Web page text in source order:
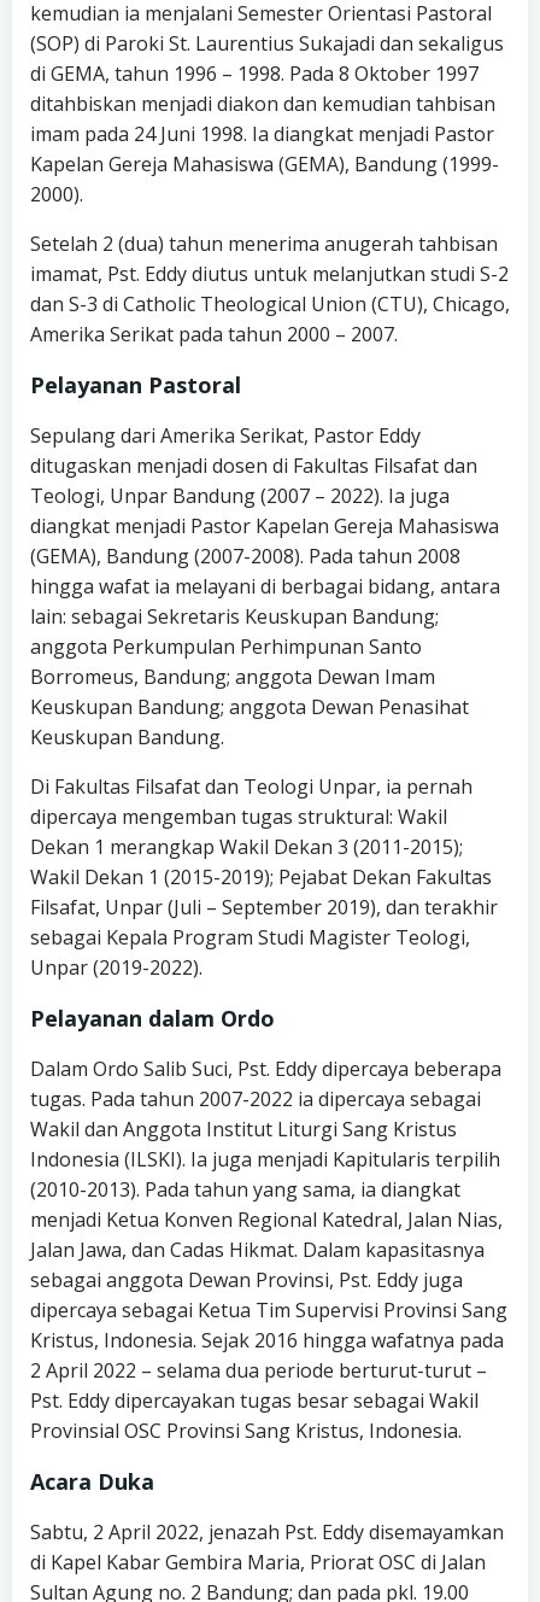
kemudian ia menjalani Semester Orientasi Pastoral
(SOP) di Paroki St. Laurentius Sukajadi dan sekaligus
di GEMA, tahun 1996 – 1998. Pada 8 Oktober 1997
ditahbiskan menjadi diakon dan kemudian tahbisan
imam pada 24 Juni 1998. Ia diangkat menjadi Pastor
Kapelan Gereja Mahasiswa (GEMA), Bandung (1999-
2000).
Setelah 2 (dua) tahun menerima anugerah tahbisan
imamat, Pst. Eddy diutus untuk melanjutkan studi S-2
dan S-3 di Catholic Theological Union (CTU), Chicago,
Amerika Serikat pada tahun 2000 – 2007.
Pelayanan Pastoral
Sepulang dari Amerika Serikat, Pastor Eddy
ditugaskan menjadi dosen di Fakultas Filsafat dan
Teologi, Unpar Bandung (2007 – 2022). Ia juga
diangkat menjadi Pastor Kapelan Gereja Mahasiswa
(GEMA), Bandung (2007-2008). Pada tahun 2008
hingga wafat ia melayani di berbagai bidang, antara
lain: sebagai Sekretaris Keuskupan Bandung;
anggota Perkumpulan Perhimpunan Santo
Borromeus, Bandung; anggota Dewan Imam
Keuskupan Bandung; anggota Dewan Penasihat
Keuskupan Bandung.
Di Fakultas Filsafat dan Teologi Unpar, ia pernah
dipercaya mengemban tugas struktural: Wakil
Dekan 1 merangkap Wakil Dekan 3 (2011-2015);
Wakil Dekan 1 (2015-2019); Pejabat Dekan Fakultas
Filsafat, Unpar (Juli – September 2019), dan terakhir
sebagai Kepala Program Studi Magister Teologi,
Unpar (2019-2022).
Pelayanan dalam Ordo
Dalam Ordo Salib Suci, Pst. Eddy dipercaya beberapa
tugas. Pada tahun 2007-2022 ia dipercaya sebagai
Wakil dan Anggota Institut Liturgi Sang Kristus
Indonesia (ILSKI). Ia juga menjadi Kapitularis terpilih
(2010-2013). Pada tahun yang sama, ia diangkat
menjadi Ketua Konven Regional Katedral, Jalan Nias,
Jalan Jawa, dan Cadas Hikmat. Dalam kapasitasnya
sebagai anggota Dewan Provinsi, Pst. Eddy juga
dipercaya sebagai Ketua Tim Supervisi Provinsi Sang
Kristus, Indonesia. Sejak 2016 hingga wafatnya pada
2 April 2022 – selama dua periode berturut-turut –
Pst. Eddy dipercayakan tugas besar sebagai Wakil
Provinsial OSC Provinsi Sang Kristus, Indonesia.
Acara Duka
Sabtu, 2 April 2022, jenazah Pst. Eddy disemayamkan
di Kapel Kabar Gembira Maria, Priorat OSC di Jalan
Sultan Agung no. 2 Bandung; dan pada pkl. 19.00